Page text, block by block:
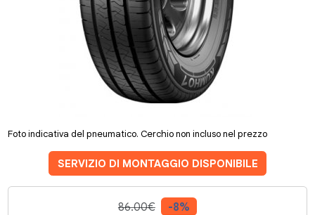
Foto indicativa del pneumatico. Cerchio non incluso nel prezzo
SERVIZIO DI MONTAGGIO DISPONIBILE
86.00€ -8%